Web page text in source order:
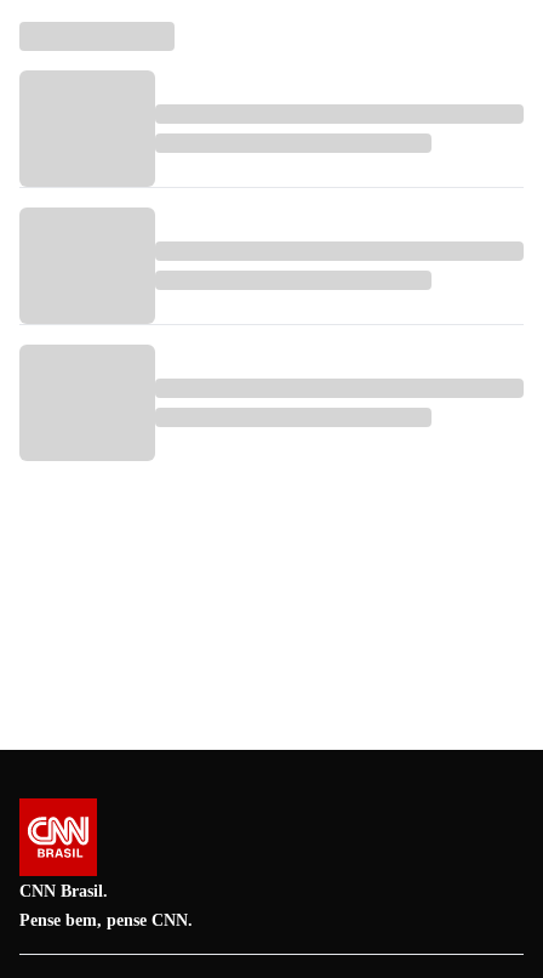
CNN Brasil.
Pense bem, pense CNN.